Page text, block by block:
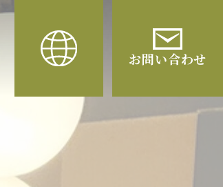
お問い合わせ